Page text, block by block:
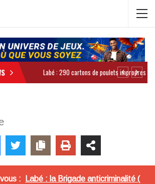
:
Labé : la Brigade anticriminalité (